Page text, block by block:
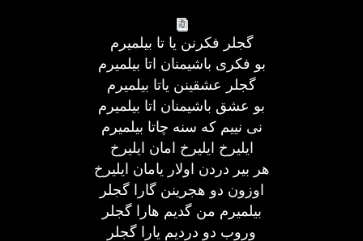
گجلر فکرنن یا تا بیلمیرم
بو فکری باشیمنان اتا بیلمیرم
گجلر عشقینن یاتا بیلمیرم
بو عشق باشیمنان اتا بیلمیرم
نی نییم که سنه چاتا بیلمیرم
ایلیرخ ایلیرخ امان ایلیرخ
هر بیر دردن اولار یامان ایلیرخ
اوزون دو هجرینن گارا گجلر
بیلمیرم من گدیم هارا گجلر
وروب دو دردیم یارا گجلر